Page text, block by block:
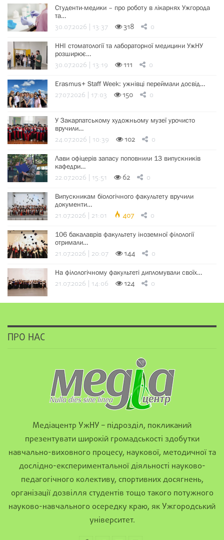
Студенти-медики – про роботу в лікарнях Ужгорода
та…
30.07.2026 | 13:37 318 0
ННІ стоматології та лабораторної медицини УжНУ
розширює…
30.07.2026 | 13:19 111 0
Erasmus+ Staff Week: ужнівці переймали досвід…
27.07.2026 | 17:03 150 0
У Закарпатському художньому музеї урочисто
вручили…
24.07.2026 | 10:39 102 0
Лави офіцерів запасу поповнили 13 випускників
кафедри…
22.07.2026 | 15:51 62 0
Випускникам біологічного факультету вручили
документи…
21.07.2026 | 21:01 407 0
106 бакалаврів факультету іноземної філології
отримали…
21.07.2026 | 20:07 144 0
На філологічному факультеті дипломували своїх…
21.07.2026 | 14:06 124 0
ПРО НАС
Медіацентр УжНУ – підрозділ, покликаний
презентувати широкій громадськості здобутки
навчально-виховного процесу, наукової, методичної та
дослідно-експериментальної діяльності науково-
педагогічного колективу, спортивних досягнень,
організації дозвілля студентів тощо такого потужного
науково-навчального осередку краю, як Ужгородський
університет.